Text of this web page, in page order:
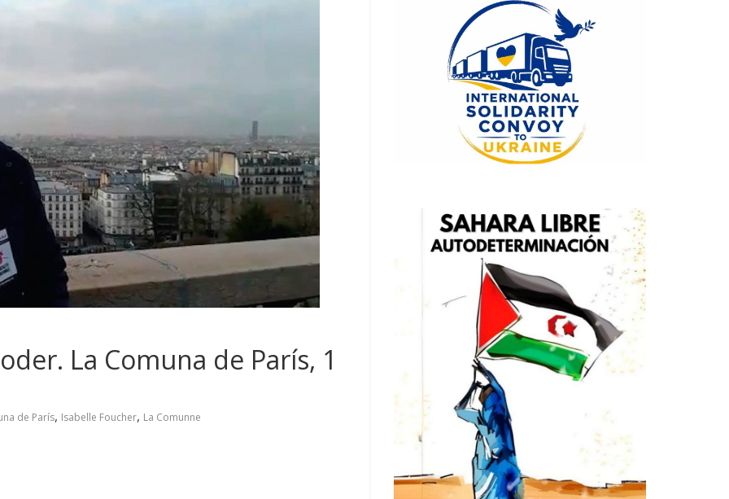
La Comuna de París, 1
de París, Isabelle Foucher, La Comunne